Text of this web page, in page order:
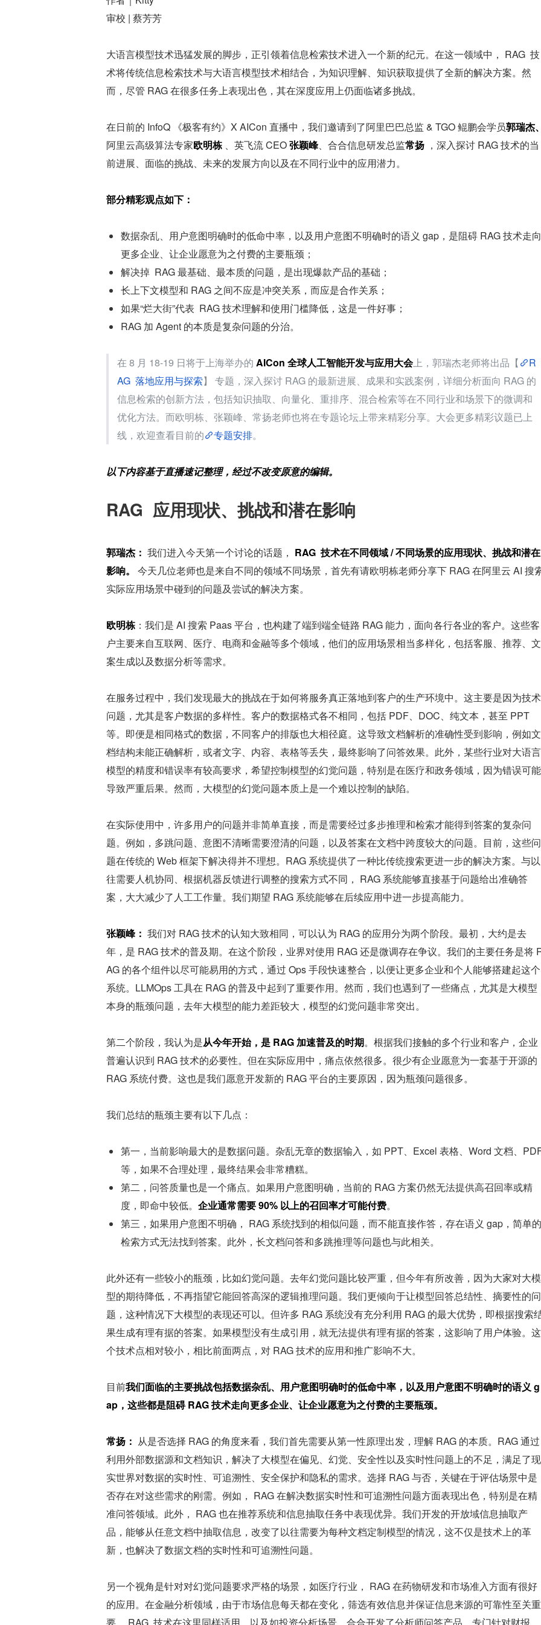
审校 | 蔡芳芳
大语言模型技术迅猛发展的脚步，正引领着信息检索技术进入一个新的纪元。在这一领域中， RAG  技
术将传统信息检索技术与大语言模型技术相结合，为知识理解、知识获取提供了全新的解决方案。然
而，尽管 RAG 在很多任务上表现出色，其在深度应用上仍面临诸多挑战。
在日前的 InfoQ 《极客有约》X AICon 直播中，我们邀请到了阿里巴巴总监 & TGO 鲲鹏会学员郭瑞杰
阿里云高级算法专家欧明栋 、英飞流 CEO 张颖峰、合合信息研发总监常扬 ，深入探讨 RAG 技术的当
前进展、面临的挑战、未来的发展方向以及在不同行业中的应用潜力。
部分精彩观点如下：
数据杂乱、用户意图明确时的低命中率，以及用户意图不明确时的语义 gap，是阻碍 RAG 技术走向
更多企业、让企业愿意为之付费的主要瓶颈；
解决掉  RAG 最基础、最本质的问题，是出现爆款产品的基础；
长上下文模型和 RAG 之间不应是冲突关系，而应是合作关系；
如果“烂大街”代表  RAG 技术理解和使用门槛降低，这是一件好事；
RAG 加 Agent 的本质是复杂问题的分治。
在 8 月 18-19 日将于上海举办的 AICon 全球人工智能开发与应用大会上，郭瑞杰老师将出品【
R
AG  落地应用与探索】 专题，深入探讨 RAG 的最新进展、成果和实践案例，详细分析面向 RAG 的
信息检索的创新方法，包括知识抽取、向量化、重排序、混合检索等在不同行业和场景下的微调和
优化方法。而欧明栋、张颖峰、常扬老师也将在专题论坛上带来精彩分享。大会更多精彩议题已上
线，欢迎查看目前的
专题安排。
以下内容基于直播速记整理，经过不改变原意的编辑。
RAG  应用现状、挑战和潜在影响
郭瑞杰： 我们进入今天第一个讨论的话题， RAG  技术在不同领域 / 不同场景的应用现状、挑战和潜在
影响。
今天几位老师也是来自不同的领域不同场景，首先有请欧明栋老师分享下 RAG 在阿里云 AI 搜
实际应用场景中碰到的问题及尝试的解决方案。
欧明栋 ：我们是 AI 搜索 Paas 平台，也构建了端到端全链路 RAG 能力，面向各行各业的客户。这些客
户主要来自互联网、医疗、电商和金融等多个领域，他们的应用场景相当多样化，包括客服、推荐、文
案生成以及数据分析等需求。
在服务过程中，我们发现最大的挑战在于如何将服务真正落地到客户的生产环境中。这主要是因为技术
问题，尤其是客户数据的多样性。客户的数据格式各不相同，包括 PDF、DOC、纯文本，甚至 PPT
等。即便是相同格式的数据，不同客户的排版也大相径庭。这导致文档解析的准确性受到影响，例如文
档结构未能正确解析，或者文字、内容、表格等丢失，最终影响了问答效果。此外，某些行业对大语言
模型的精度和错误率有较高要求，希望控制模型的幻觉问题，特别是在医疗和政务领域，因为错误可能
导致严重后果。然而，大模型的幻觉问题本质上是一个难以控制的缺陷。
在实际使用中，许多用户的问题并非简单直接，而是需要经过多步推理和检索才能得到答案的复杂问
题。例如，多跳问题、意图不清晰需要澄清的问题，以及答案在文档中跨度较大的问题。目前，这些问
题在传统的 Web 框架下解决得并不理想。RAG 系统提供了一种比传统搜索更进一步的解决方案。与以
往需要人机协同、根据机器反馈进行调整的搜索方式不同， RAG 系统能够直接基于问题给出准确答
案，大大减少了人工工作量。我们期望 RAG 系统能够在后续应用中进一步提高能力。
张颖峰： 我们对 RAG 技术的认知大致相同，可以认为 RAG 的应用分为两个阶段。最初，大约是去
年，是 RAG 技术的普及期。在这个阶段，业界对使用 RAG 还是微调存在争议。我们的主要任务是将
AG 的各个组件以尽可能易用的方式，通过 Ops 手段快速整合，以便让更多企业和个人能够搭建起这个
系统。LLMOps 工具在 RAG 的普及中起到了重要作用。然而，我们也遇到了一些痛点，尤其是大模型
本身的瓶颈问题，去年大模型的能力差距较大，模型的幻觉问题非常突出。
第二个阶段，我认为是从今年开始，是 RAG 加速普及的时期。根据我们接触的多个行业和客户，企业
普遍认识到 RAG 技术的必要性。但在实际应用中，痛点依然很多。很少有企业愿意为一套基于开源的
RAG 系统付费。这也是我们愿意开发新的 RAG 平台的主要原因，因为瓶颈问题很多。
我们总结的瓶颈主要有以下几点：
第一，当前影响最大的是数据问题。杂乱无章的数据输入，如 PPT、Excel 表格、Word 文档、
等，如果不合理处理，最终结果会非常糟糕。
第二，问答质量也是一个痛点。如果用户意图明确，当前的 RAG 方案仍然无法提供高召回率或精
度，即命中较低。 企业通常需要 90% 以上的召回率才可能付费。
第三，如果用户意图不明确， RAG 系统找到的相似问题，而不能直接作答，存在语义 gap，简单的
检索方式无法找到答案。此外，长文档问答和多跳推理等问题也与此相关。
此外还有一些较小的瓶颈，比如幻觉问题。去年幻觉问题比较严重，但今年有所改善，因为大家对大模
型的期待降低，不再指望它能回答高深的逻辑推理问题。我们更倾向于让模型回答总结性、摘要性的问
题，这种情况下大模型的表现还可以。但许多 RAG 系统没有充分利用 RAG 的最大优势，即根据搜索
果生成有理有据的答案。如果模型没有生成引用，就无法提供有理有据的答案，这影响了用户体验。这
个技术点相对较小，相比前面两点，对 RAG 技术的应用和推广影响不大。
目前我们面临的主要挑战包括数据杂乱、用户意图明确时的低命中率，以及用户意图不明确时的语义 g
ap，这些都是阻碍 RAG 技术走向更多企业、让企业愿意为之付费的主要瓶颈。
常扬： 从是否选择 RAG 的角度来看，我们首先需要从第一性原理出发，理解 RAG 的本质。RAG 通过
利用外部数据源和文档知识，解决了大模型在偏见、幻觉、安全性以及实时性问题上的不足，满足了现
实世界对数据的实时性、可追溯性、安全保护和隐私的需求。选择 RAG 与否，关键在于评估场景中是
否存在对这些需求的刚需。例如， RAG 在解决数据实时性和可追溯性问题方面表现出色，特别是在精
准问答领域。此外， RAG 也在推荐系统和信息抽取任务中表现优异。我们开发的开放域信息抽取产
品，能够从任意文档中抽取信息，改变了以往需要为每种文档定制模型的情况，这不仅是技术上的革
新，也解决了数据文档的实时性和可追溯性问题。
另一个视角是针对对幻觉问题要求严格的场景，如医疗行业， RAG 在药物研发和市场准入方面有很好
的应用。在金融分析领域，由于市场信息每天都在变化，筛选有效信息并保证信息来源的可靠性至关重